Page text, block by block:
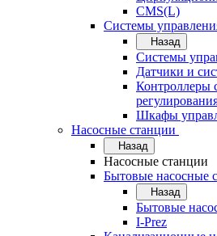
CMS(L)
Системы
Назад
Системы
Датчики и
Контроллеры
Шкафы
Насосные станции
Назад
Насосные станции
Бытовые насосные
Назад
Бытовые
I-Prez